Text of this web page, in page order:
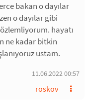
bakan o dayılar
o dayılar gibi
hayatı
ne kadar bitkin
ustam.
11.06.2022 00:57
roskov